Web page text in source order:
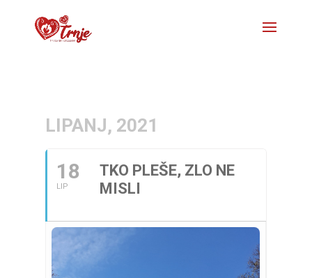
LIPANJ, 2021
18
LIP
TKO PLEŠE, ZLO NE
MISLI